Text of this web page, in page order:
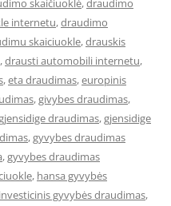
skaičiuoklė,draudimo
internetu,draudimo
skaiciuokle,drauskis
,drausti automobili internetu,
,eta draudimas,europinis
,givybes draudimas,
draudimas,gjensidige
,gyvybes draudimas
,gyvybes draudimas
, hansa gyvybės
investicinis gyvybės draudimas,